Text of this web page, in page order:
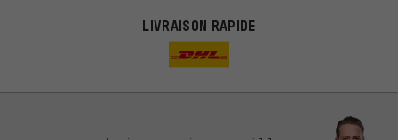
LIVRAISON RAPIDE